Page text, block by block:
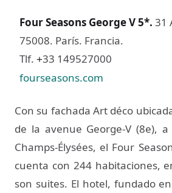
Four Seasons George V 5*. 31
75008. París. Francia.
Tlf. +33 149527000
fourseasons.com
Con su fachada Art déco
de la avenue George-V (8e),
Champs-Élysées, el Four
cuenta con 244 habitaciones,
son suites. El hotel, fundado